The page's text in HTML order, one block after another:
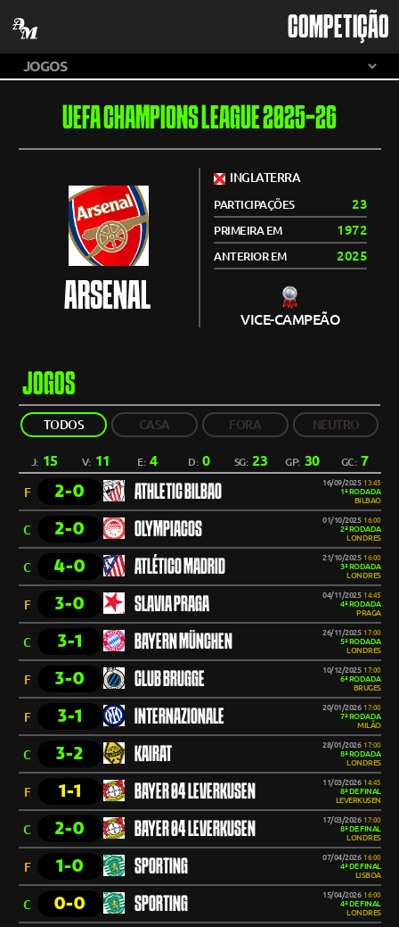
COMPETIÇÃO
UEFA CHAMPIONS LEAGUE 2025-26
ARSENAL
INGLATERRA
PARTICIPAÇÕES 23
PRIMEIRA EM 1972
ANTERIOR EM 2025
VICE-CAMPEÃO
JOGOS
TODOS CASA FORA NEUTRO
J: 15 V: 11 E:4 D:0 SG:23 GP: 30 GC: 7
F 2-0 ATHLETIC BILBAO 16/09/2025 13:45
1ª RODADA
BILBAO
C 2-0 OLYMPIACOS 01/10/2025 16:00
2ª RODADA
LONDRES
C 4-0 ATLÉTICO MADRID 21/10/2025 16:00
3ª RODADA
LONDRES
F 3-0 SLAVIA PRAGA 04/11/2025 14:45
4ª RODADA
PRAGA
C 3-1 BAYERN MÜNCHEN 26/11/2025 17:00
5ª RODADA
LONDRES
F 3-0 CLUB BRUGGE 10/12/2025 17:00
6ª RODADA
BRUGES
F 3-1 INTERNAZIONALE 20/01/2026 17:00
7ª RODADA
MILÃO
C 3-2 KAIRAT 28/01/2026 17:00
8ª RODADA
LONDRES
F 1-1 BAYER 04 LEVERKUSEN 11/03/2026 14:45
8ª DE FINAL
LEVERKUSEN
C 2-0 BAYER 04 LEVERKUSEN 17/03/2026 17:00
8ª DE FINAL
LONDRES
F 1-0 SPORTING 07/04/2026 16:00
4ª DE FINAL
LISBOA
C 0-0 SPORTING 15/04/2026 16:00
4ª DE FINAL
LONDRES